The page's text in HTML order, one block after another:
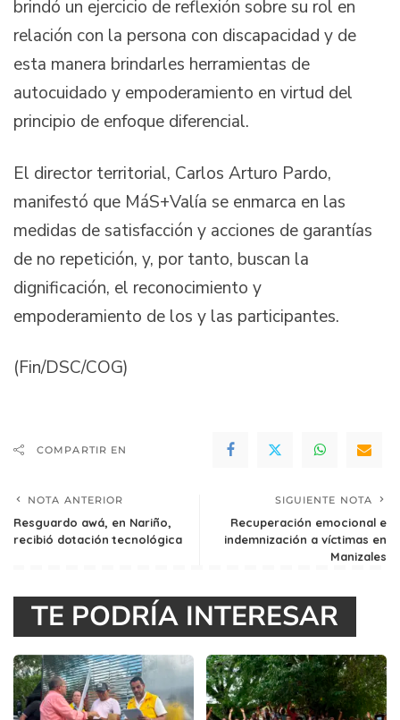
brindó un ejercicio de reflexión sobre su rol en
relación con la persona con discapacidad y de
esta manera brindarles herramientas de
autocuidado y empoderamiento en virtud del
principio de enfoque diferencial.
El director territorial, Carlos Arturo Pardo,
manifestó que MáS+Valía se enmarca en las
medidas de satisfacción y acciones de garantías
de no repetición, y, por tanto, buscan la
dignificación, el reconocimiento y
empoderamiento de los y las participantes.
(Fin/DSC/COG)
COMPARTIR EN
NOTA ANTERIOR
Resguardo awá, en Nariño,
recibió dotación tecnológica
SIGUIENTE NOTA
Recuperación emocional e
indemnización a víctimas en
Manizales
TE PODRÍA INTERESAR